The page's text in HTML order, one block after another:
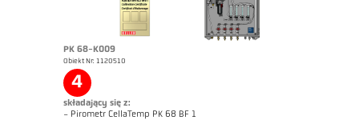
PK 68-K009
Obiekt Nr: 1120510
4
składający się z:
- Pirometr CellaTemp PK 68 BF 1
Questionnaire CellaCombustion